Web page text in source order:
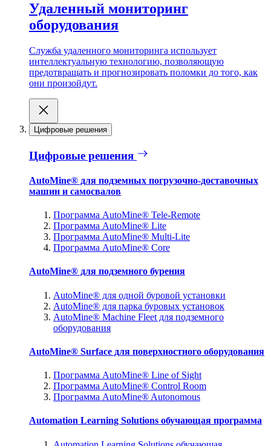
Удаленный мониторинг
оборудования
Служба удаленного мониторинга использует
интеллектуальную технологию, позволяющую
предотвращать и прогнозировать поломки до того, как
они произойдут.
Цифровые решения
Цифровые решения
AutoMine® для подземных погрузочно-доставочных
машин и самосвалов
Программа AutoMine® Tele-Remote
Программа AutoMine® Lite
Программа AutoMine® Multi-Lite
Программа AutoMine® Core
AutoMine® для подземного бурения
AutoMine® для одной буровой установки
AutoMine® для парка буровых установок
AutoMine® Machine Fleet для подземного
оборудования
AutoMine® Surface для поверхностного оборудования
Программа AutoMine® Line of Sight
Программа AutoMine® Control Room
Программа AutoMine® Autonomous
Automation Learning Solutions обучающая программа